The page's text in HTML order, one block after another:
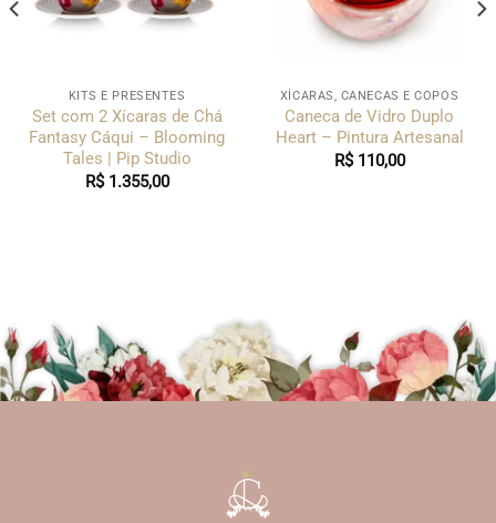
KITS E PRESENTES
Set com 2 Xícaras de Chá
Fantasy Cáqui – Blooming
Tales | Pip Studio
R$1.355,00
XÍCARAS, CANECAS E COPOS
Caneca de Vidro Duplo
Heart – Pintura Artesanal
R$110,00